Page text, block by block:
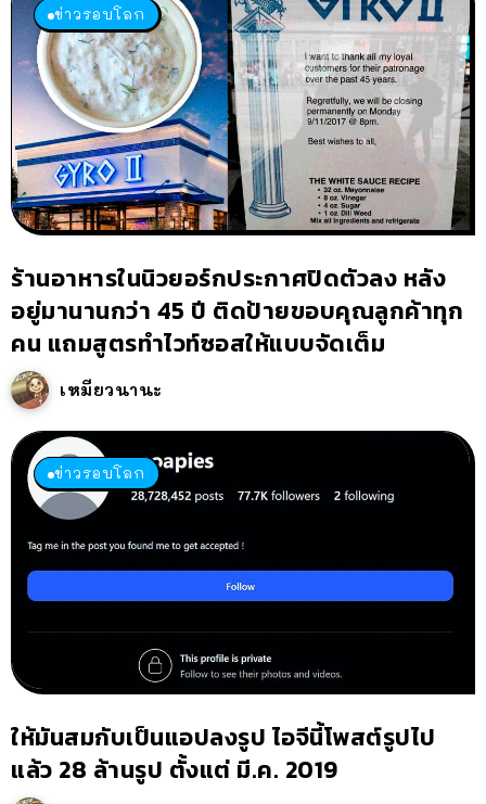
ข่าวรอบโลก
ร้านอาหารในนิวยอร์กประกาศปิดตัวลง หลัง
อยู่มานานกว่า 45 ปี ติดป้ายขอบคุณลูกค้าทุก
คน แถมสูตรทำไวท์ซอสให้แบบจัดเต็ม
เหมียวนานะ
ข่าวรอบโลก
ให้มันสมกับเป็นแอปลงรูป ไอจีนี้โพสต์รูปไป
แล้ว 28 ล้านรูป ตั้งแต่ มี.ค. 2019